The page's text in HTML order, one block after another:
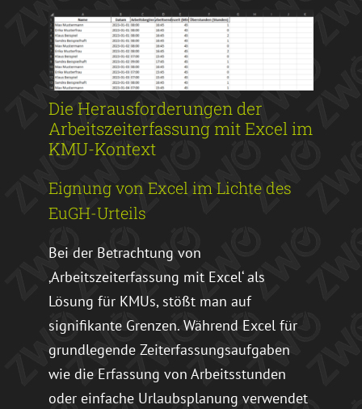
Die Herausforderungen der
Arbeitszeiterfassung mit Excel im
KMU-Kontext
Eignung von Excel im Lichte des
EuGH-Urteils
Bei der Betrachtung von
‚Arbeitszeiterfassung mit Excel‘ als
Lösung für KMUs, stößt man auf
signifikante Grenzen. Während Excel für
grundlegende Zeiterfassungsaufgaben
wie die Erfassung von Arbeitsstunden
oder einfache Urlaubsplanung verwendet